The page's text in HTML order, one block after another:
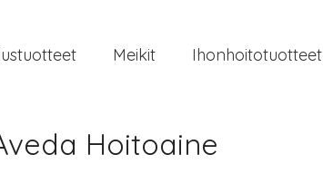
Meikit Ihonhoitotuotteet
Hoitoaine